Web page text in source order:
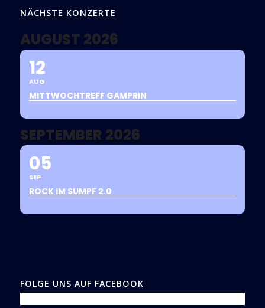
NÄCHSTE KONZERTE
AUGUST 2026
12
AUG
MITTWOCHTREFF GAMPRIN
SEPTEMBER 2026
05
SEP
ROCK IM SUMPF 2.0
FOLGE UNS AUF FACEBOOK